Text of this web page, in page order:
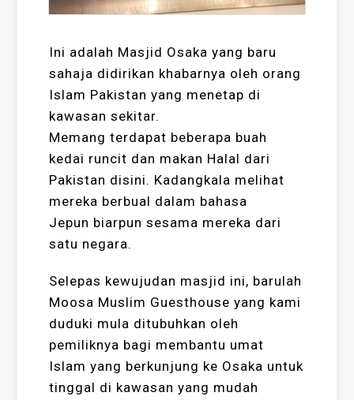
Ini adalah Masjid Osaka yang baru
sahaja didirikan khabarnya oleh orang
Islam Pakistan yang menetap di
kawasan sekitar.
Memang terdapat beberapa buah
kedai runcit dan makan Halal dari
Pakistan disini. Kadangkala melihat
mereka berbual dalam bahasa
Jepun biarpun sesama mereka dari
satu negara.
Selepas kewujudan masjid ini, barulah
Moosa Muslim Guesthouse yang kami
duduki mula ditubuhkan oleh
pemiliknya bagi membantu umat
Islam yang berkunjung ke Osaka untuk
tinggal di kawasan yang mudah